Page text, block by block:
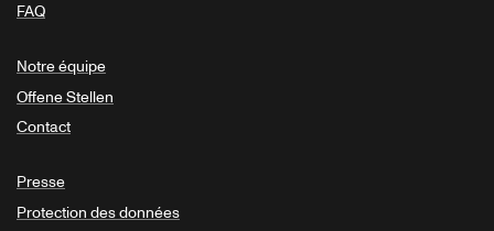
FAQ
Notre équipe
Offene Stellen
Contact
Presse
Protection des données